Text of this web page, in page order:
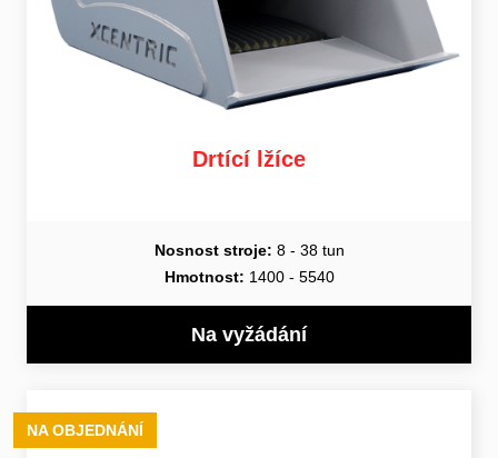
Drtící lžíce
Nosnost stroje: 8 - 38 tun
Hmotnost: 1400 - 5540
Na vyžádání
NA OBJEDNÁNÍ